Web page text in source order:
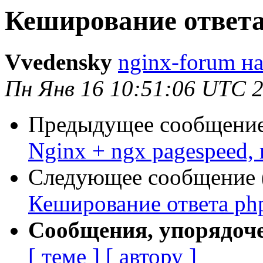
Кеширование
Vvedensky nginx-forum
Пн Янв 16 10:51:06 UTC
Предыдущее
Nginx + ngx pagespeed,
Следующее сообщение
Кеширование ответа
Сообщения,
[ теме ] [ автору ]